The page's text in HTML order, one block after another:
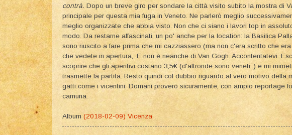
contrà. Dopo un breve giro per sondare la città visito subito la mostra di
principale per questa mia fuga in Veneto. Ne parlerò meglio
meglio organizzate che abbia visto. Non che ci siano i lavori top in
modo. Da restarne affascinati, un po' anche per la location: la Basilica
sono riuscito a fare prima che mi cazziassero (ma non c'era scritto che
che vedete in apertura,. E non è neanche di Van Gogh. Accontentatevi.
scoprire che gli aperitivi costano 3,5€ (d'altronde sono veneti..) e mi
trasmette la partita. Resto quindi col dubbio riguardo al vero motivo della
gatti come i vicentini. Domani proverò sicuramente, con ampio reportage
camuna.
Album (2018-02-09) Vicenza